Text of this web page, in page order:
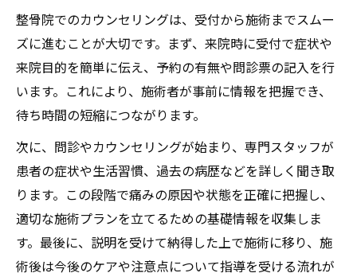
整骨院でのカウンセリングは、受付から施術までスムー
ズに進むことが大切です。まず、来院時に受付で症状や
来院目的を簡単に伝え、予約の有無や問診票の記入を行
います。これにより、施術者が事前に情報を把握でき、
待ち時間の短縮につながります。
次に、問診やカウンセリングが始まり、専門スタッフが
患者の症状や生活習慣、過去の病歴などを詳しく聞き取
ります。この段階で痛みの原因や状態を正確に把握し、
適切な施術プランを立てるための基礎情報を収集しま
す。最後に、説明を受けて納得した上で施術に移り、施
術後は今後のケアや注意点について指導を受ける流れが